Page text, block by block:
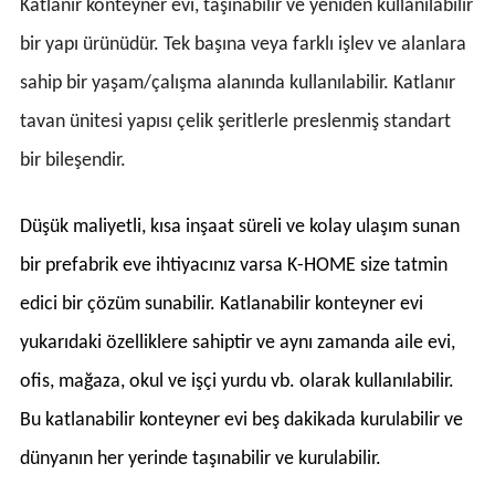
Katlanır konteyner evi, taşınabilir ve yeniden kullanılabilir
bir yapı ürünüdür. Tek başına veya farklı işlev ve alanlara
sahip bir yaşam/çalışma alanında kullanılabilir. Katlanır
tavan ünitesi yapısı çelik şeritlerle preslenmiş standart
bir bileşendir.
Düşük maliyetli, kısa inşaat süreli ve kolay ulaşım sunan
bir prefabrik eve ihtiyacınız varsa K-HOME size tatmin
edici bir çözüm sunabilir. Katlanabilir konteyner evi
yukarıdaki özelliklere sahiptir ve aynı zamanda aile evi,
ofis, mağaza, okul ve işçi yurdu vb. olarak kullanılabilir.
Bu katlanabilir konteyner evi beş dakikada kurulabilir ve
dünyanın her yerinde taşınabilir ve kurulabilir.